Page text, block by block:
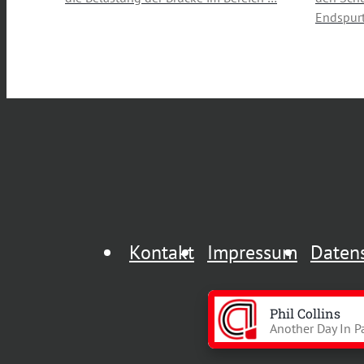
Kontakt Impressum
Phil Collins
Another Day In